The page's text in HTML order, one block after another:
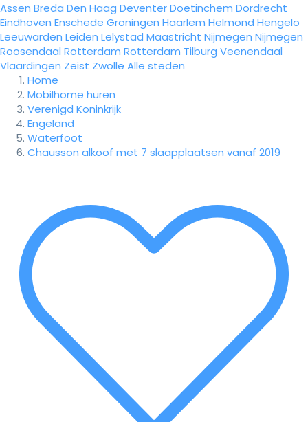
Assen Breda Den Haag DeventerDoetinchem Dordrecht
Eindhoven Enschede Groningen Haarlem Helmond Hengelo
Leeuwarden Leiden Lelystad Maastricht Nijmegen Nijmegen
Roosendaal Rotterdam Rotterdam Tilburg Veenendaal
Vlaardingen Zeist Zwolle Alle steden
Home
Mobilhome huren
Verenigd Koninkrijk
Engeland
Waterfoot
Chausson alkoof met 7 slaapplaatsen vanaf 2019